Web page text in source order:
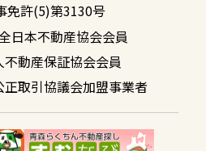
免許(5)第3130号
日本不動産協会会員
動産保証協会会員
取引協議会加盟事業者